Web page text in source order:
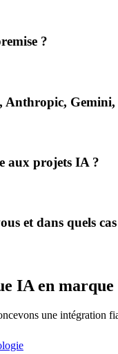
?
Anthropic,
aux projets IA ?
et dans quels
IA en marque
une intégration